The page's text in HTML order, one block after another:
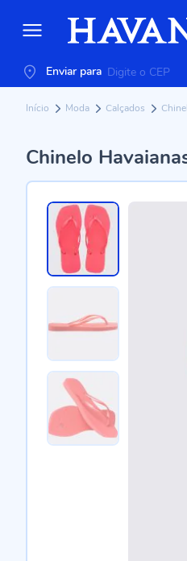
Enviar para
Início Moda Calçados
Chinelo